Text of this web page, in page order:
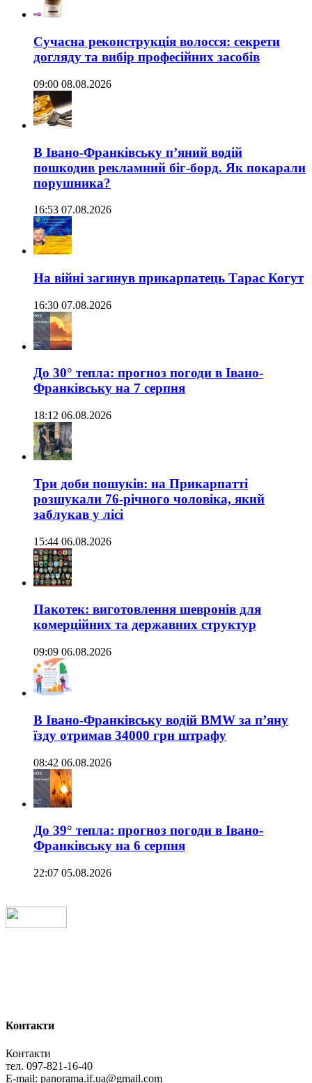
Сучасна реконструкція волосся: секрети
догляду та вибір професійних засобів
09:00 08.08.2026
В Івано-Франківську п’яний водій
пошкодив рекламний біг-борд. Як покарали
порушника?
16:53 07.08.2026
На війні загинув прикарпатець Тарас Когут
16:30 07.08.2026
До 30° тепла: прогноз погоди в Івано-
Франківську на 7 серпня
18:12 06.08.2026
Три доби пошуків: на Прикарпатті
розшукали 76-річного чоловіка, який
заблукав у лісі
15:44 06.08.2026
Пакотек: виготовлення шевронів для
комерційних та державних структур
09:09 06.08.2026
В Івано-Франківську водій BMW за п’яну
їзду отримав 34000 грн штрафу
08:42 06.08.2026
До 39° тепла: прогноз погоди в Івано-
Франківську на 6 серпня
22:07 05.08.2026
Контакти
Контакти
тел. 097-821-16-40
E-mail: panorama.if.ua@gmail.com